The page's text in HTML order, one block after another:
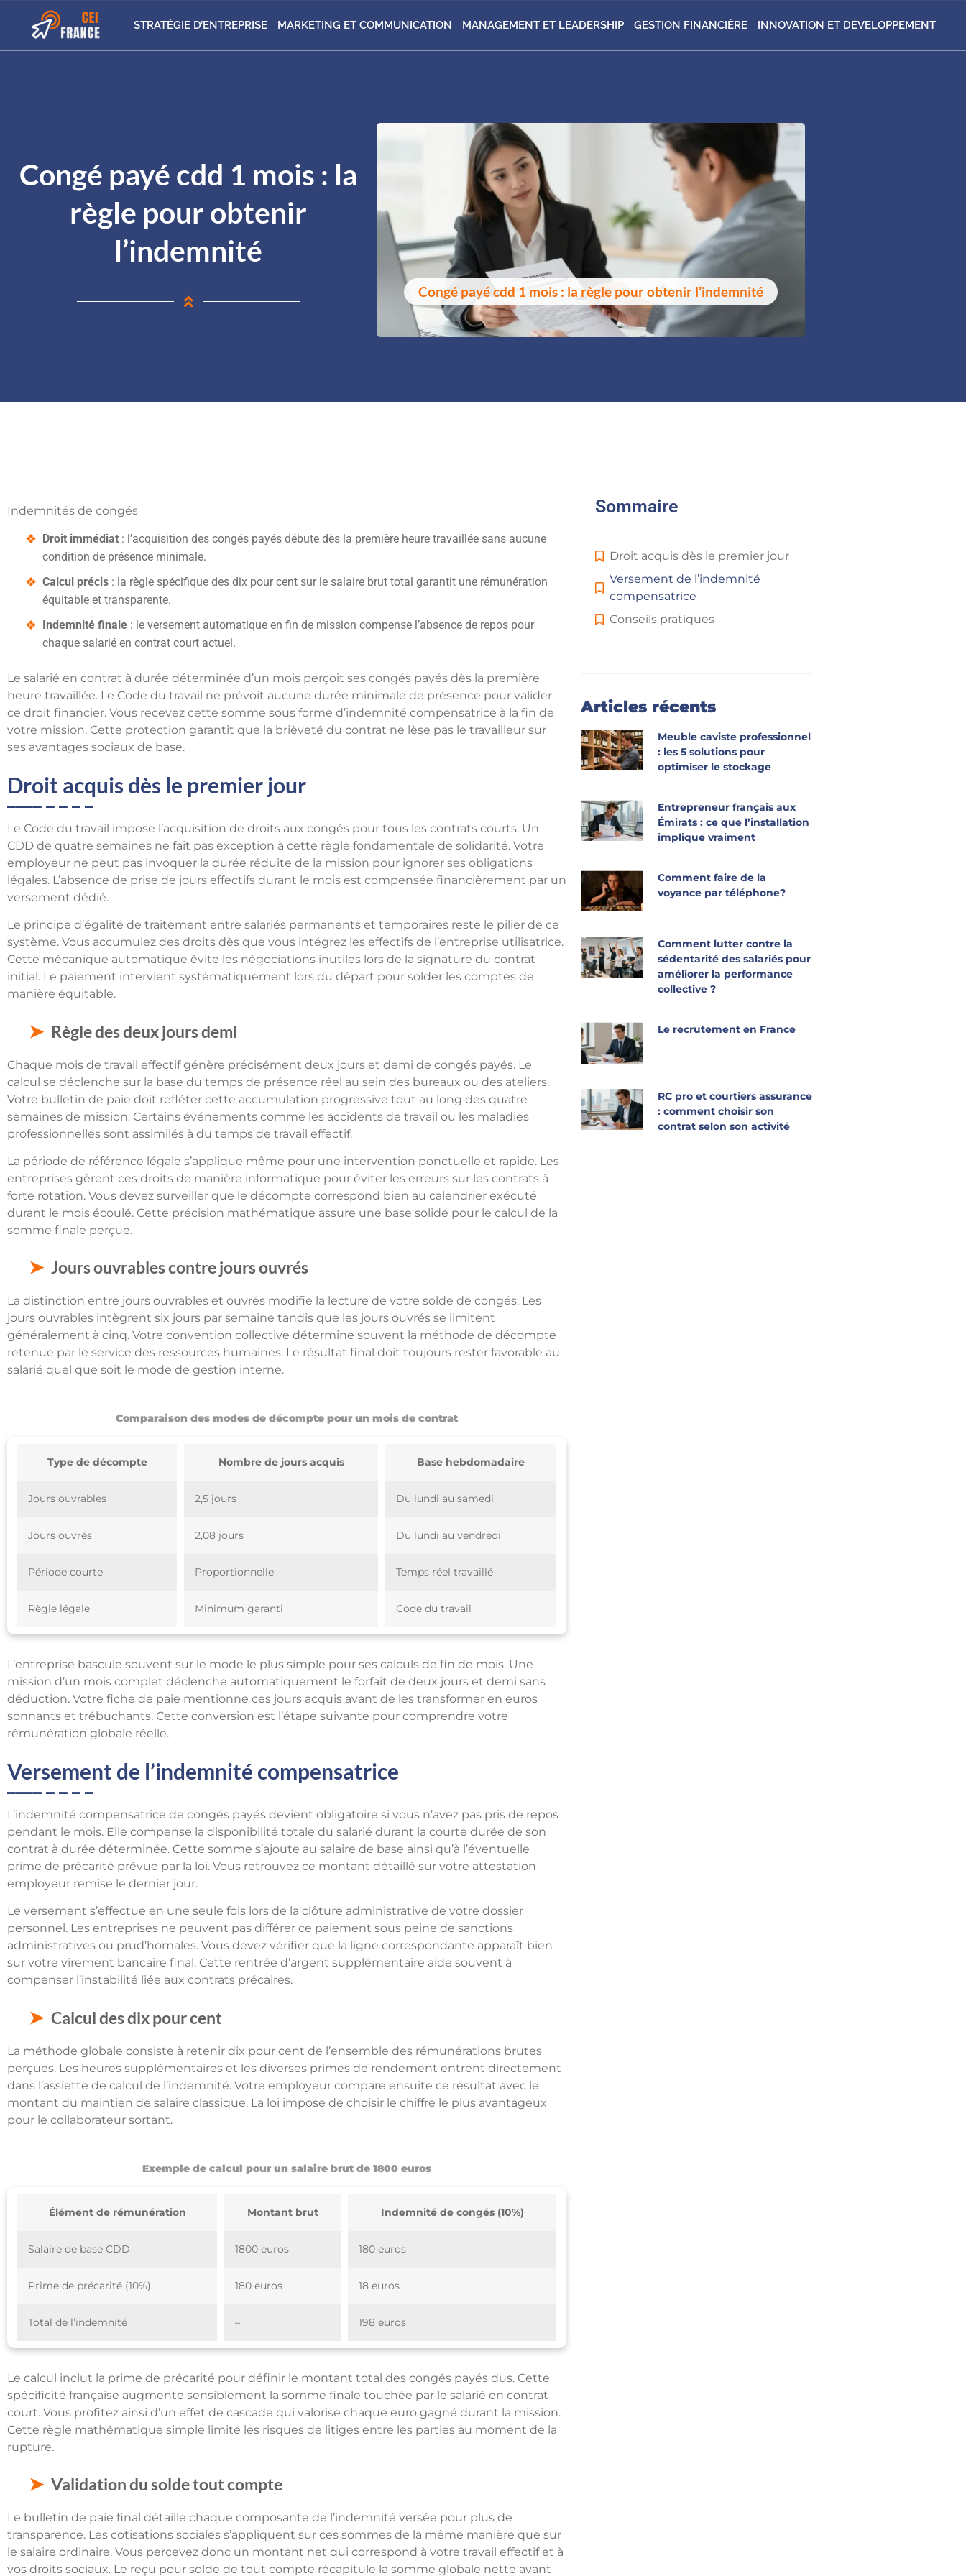
STRATÉGIE D’ENTREPRISE MARKETING ET COMMUNICATION MANAGEMENT ET LEADERSHIP GESTION FINANCIÈRE INNOVATION ET DÉVELOPPEMENT
Congé payé cdd 1 mois : la
règle pour obtenir
l’indemnité
Congé payé cdd 1 mois : la règle pour obtenir l’indemnité
Indemnités de congés
Droit immédiat : l’acquisition des congés payés débute dès la première heure travaillée sans aucune
condition de présence minimale.
Calcul précis : la règle spécifique des dix pour cent sur le salaire brut total garantit une rémunération
équitable et transparente.
Indemnité finale : le versement automatique en fin de mission compense l’absence de repos pour
chaque salarié en contrat court actuel.
Le salarié en contrat à durée déterminée d’un mois perçoit ses congés payés dès la première
heure travaillée. Le Code du travail ne prévoit aucune durée minimale de présence pour valider
ce droit financier. Vous recevez cette somme sous forme d’indemnité compensatrice à la fin de
votre mission. Cette protection garantit que la brièveté du contrat ne lèse pas le travailleur sur
ses avantages sociaux de base.
Droit acquis dès le premier jour
Le Code du travail impose l’acquisition de droits aux congés pour tous les contrats courts. Un
CDD de quatre semaines ne fait pas exception à cette règle fondamentale de solidarité. Votre
employeur ne peut pas invoquer la durée réduite de la mission pour ignorer ses obligations
légales. L’absence de prise de jours effectifs durant le mois est compensée financièrement par un
versement dédié.
Le principe d’égalité de traitement entre salariés permanents et temporaires reste le pilier de ce
système. Vous accumulez des droits dès que vous intégrez les effectifs de l’entreprise utilisatrice.
Cette mécanique automatique évite les négociations inutiles lors de la signature du contrat
initial. Le paiement intervient systématiquement lors du départ pour solder les comptes de
manière équitable.
Règle des deux jours demi
Chaque mois de travail effectif génère précisément deux jours et demi de congés payés. Le
calcul se déclenche sur la base du temps de présence réel au sein des bureaux ou des ateliers.
Votre bulletin de paie doit refléter cette accumulation progressive tout au long des quatre
semaines de mission. Certains événements comme les accidents de travail ou les maladies
professionnelles sont assimilés à du temps de travail effectif.
La période de référence légale s’applique même pour une intervention ponctuelle et rapide. Les
entreprises gèrent ces droits de manière informatique pour éviter les erreurs sur les contrats à
forte rotation. Vous devez surveiller que le décompte correspond bien au calendrier exécuté
durant le mois écoulé. Cette précision mathématique assure une base solide pour le calcul de la
somme finale perçue.
Jours ouvrables contre jours ouvrés
La distinction entre jours ouvrables et ouvrés modifie la lecture de votre solde de congés. Les
jours ouvrables intègrent six jours par semaine tandis que les jours ouvrés se limitent
généralement à cinq. Votre convention collective détermine souvent la méthode de décompte
retenue par le service des ressources humaines. Le résultat final doit toujours rester favorable au
salarié quel que soit le mode de gestion interne.
Comparaison des modes de décompte pour un mois de contrat
Type de décompte Nombre de jours acquis Base hebdomadaire
Jours ouvrables 2,5 jours Du lundi au samedi
Jours ouvrés 2,08 jours Du lundi au vendredi
Période courte Proportionnelle Temps réel travaillé
Règle légale Minimum garanti Code du travail
L’entreprise bascule souvent sur le mode le plus simple pour ses calculs de fin de mois. Une
mission d’un mois complet déclenche automatiquement le forfait de deux jours et demi sans
déduction. Votre fiche de paie mentionne ces jours acquis avant de les transformer en euros
sonnants et trébuchants. Cette conversion est l’étape suivante pour comprendre votre
rémunération globale réelle.
Versement de l’indemnité compensatrice
L’indemnité compensatrice de congés payés devient obligatoire si vous n’avez pas pris de repos
pendant le mois. Elle compense la disponibilité totale du salarié durant la courte durée de son
contrat à durée déterminée. Cette somme s’ajoute au salaire de base ainsi qu’à l’éventuelle
prime de précarité prévue par la loi. Vous retrouvez ce montant détaillé sur votre attestation
employeur remise le dernier jour.
Le versement s’effectue en une seule fois lors de la clôture administrative de votre dossier
personnel. Les entreprises ne peuvent pas différer ce paiement sous peine de sanctions
administratives ou prud’homales. Vous devez vérifier que la ligne correspondante apparaît bien
sur votre virement bancaire final. Cette rentrée d’argent supplémentaire aide souvent à
compenser l’instabilité liée aux contrats précaires.
Calcul des dix pour cent
La méthode globale consiste à retenir dix pour cent de l’ensemble des rémunérations brutes
perçues. Les heures supplémentaires et les diverses primes de rendement entrent directement
dans l’assiette de calcul de l’indemnité. Votre employeur compare ensuite ce résultat avec le
montant du maintien de salaire classique. La loi impose de choisir le chiffre le plus avantageux
pour le collaborateur sortant.
Exemple de calcul pour un salaire brut de 1800 euros
Élément de rémunération Montant brut Indemnité de congés (10%)
Salaire de base CDD 1800 euros 180 euros
Prime de précarité (10%) 180 euros 18 euros
Total de l’indemnité – 198 euros
Le calcul inclut la prime de précarité pour définir le montant total des congés payés dus. Cette
spécificité française augmente sensiblement la somme finale touchée par le salarié en contrat
court. Vous profitez ainsi d’un effet de cascade qui valorise chaque euro gagné durant la mission.
Cette règle mathématique simple limite les risques de litiges entre les parties au moment de la
rupture.
Validation du solde tout compte
Le bulletin de paie final détaille chaque composante de l’indemnité versée pour plus de
transparence. Les cotisations sociales s’appliquent sur ces sommes de la même manière que sur
le salaire ordinaire. Vous percevez donc un montant net qui correspond à votre travail effectif et à
vos droits sociaux. Le reçu pour solde de tout compte récapitule la somme globale nette avant
Sommaire
Droit acquis dès le premier jour
Versement de l’indemnité
compensatrice
Conseils pratiques
Articles récents
Meuble caviste professionnel
: les 5 solutions pour
optimiser le stockage
Entrepreneur français aux
Émirats : ce que l’installation
implique vraiment
Comment faire de la
voyance par téléphone?
Comment lutter contre la
sédentarité des salariés pour
améliorer la performance
collective ?
Le recrutement en France
RC pro et courtiers assurance
: comment choisir son
contrat selon son activité